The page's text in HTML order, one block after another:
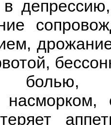
в
болью,
насморком,